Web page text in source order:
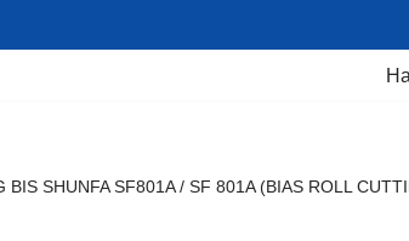
BIS SHUNFA SF801A / SF 801A (BIAS ROLL